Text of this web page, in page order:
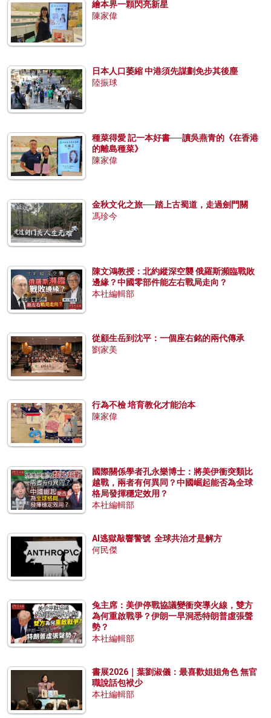
繪本界一顆閃亮新星
陳家偉
日本人口萎縮 中港須先謀劃免步其後塵
陸振球
種菜得愛 記一本好書──讀吳燕青的《在香港
的離島種菜》
陳家偉
金秋文化之旅──踏上古蜀道，走過劍門關
馮珍今
陳文鴻教授：北約縱深空襲 俄羅斯瀕臨戰敗
邊緣？中國零部件能左右戰局走向？
本社編輯部
從顧生岳到沈平：一個座右銘的兩代傳承
劉家美
行為不檢 培育教化才能治本
陳家偉
國際關係學者孔永樂博士：將美伊衝突類比
越戰，兩者有何異同？中國崛起能否為全球
格局發揮穩定效用？
本社編輯部
AI逃獄敲響警號 全球共治才是解方
何民傑
兔主席：美伊停戰協議變衝突導火線，雙方
為何重啟戰爭？伊朗一早洞悉特朗普虛張聲
勢？
本社編輯部
書展2026｜葉劉淑儀：最喜歡姐姐角色 無官
職說話包袱少
本社編輯部